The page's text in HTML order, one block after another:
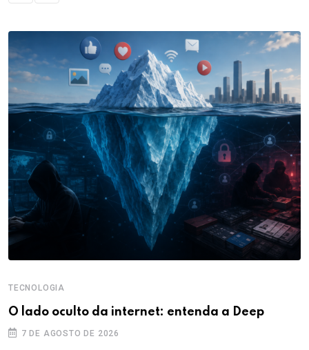
TECNOLOGIA
O lado oculto da internet: entenda a Deep
7 DE AGOSTO DE 2026